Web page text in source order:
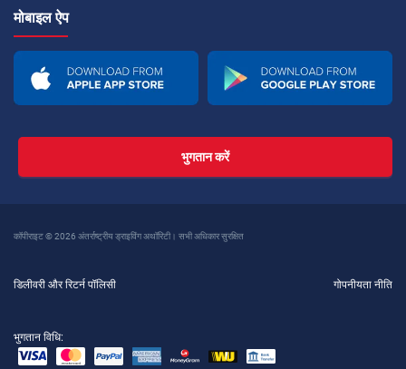
मोबाइल ऐप
भुगतान करें
कॉपीराइट © 2026 अंतर्राष्ट्रीय ड्राइविंग अथॉरिटी। सभी अधिकार सुरक्षित
डिलीवरी और रिटर्न पॉलिसी गोपनीयता नीति
भुगतान विधि: